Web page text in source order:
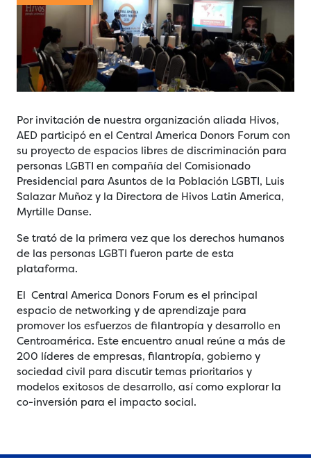
Por invitación de nuestra organización aliada Hivos,
AED participó en el Central America Donors Forum con
su proyecto de espacios libres de discriminación para
personas LGBTI en compañía del Comisionado
Presidencial para Asuntos de la Población LGBTI, Luis
Salazar Muñoz y la Directora de Hivos Latin America,
Myrtille Danse.
Se trató de la primera vez que los derechos humanos
de las personas LGBTI fueron parte de esta
plataforma.
El Central America Donors Forum es el principal
espacio de networking y de aprendizaje para
promover los esfuerzos de filantropía y desarrollo en
Centroamérica. Este encuentro anual reúne a más de
200 líderes de empresas, filantropía, gobierno y
sociedad civil para discutir temas prioritarios y
modelos exitosos de desarrollo, así como explorar la
co-inversión para el impacto social.